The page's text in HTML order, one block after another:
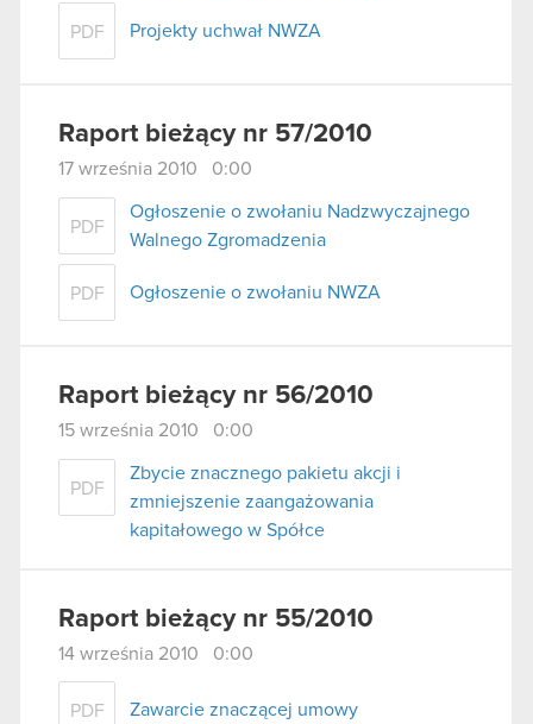
PDF Projekty uchwał NWZA
Raport bieżący nr 57/2010
17 września 2010 0:00
PDF
Ogłoszenie o zwołaniu Nadzwyczajnego
Walnego Zgromadzenia
PDF Ogłoszenie o zwołaniu NWZA
Raport bieżący nr 56/2010
15 września 2010 0:00
PDF
Zbycie znacznego pakietu akcji i
zmniejszenie zaangażowania
kapitałowego w Spółce
Raport bieżący nr 55/2010
14 września 2010 0:00
PDF Zawarcie znaczącej umowy